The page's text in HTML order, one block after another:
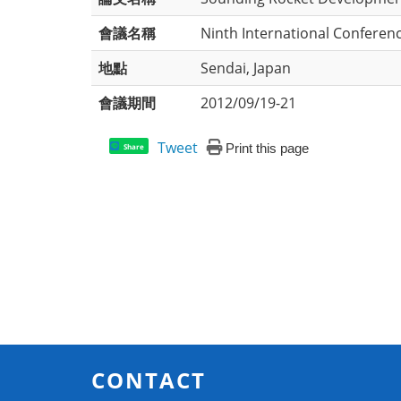
會議名稱
Ninth International
地點
Sendai, Japan
會議期間
2012/09/19-21
Share Tweet Print this page
CONTACT